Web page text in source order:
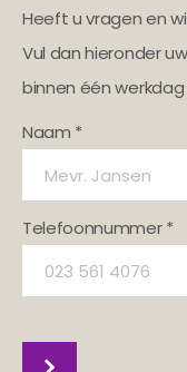
Heeft u vragen en
Vul dan hieronder
binnen één
Naam *
Telefoonnummer *